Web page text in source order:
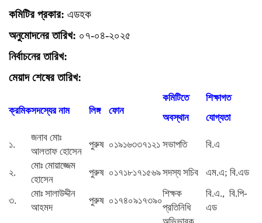
কমিটির প্রকার: এডহক
অনুমোদনের তারিখ: ০৭-০৪-২০২৫
নির্বাচনের তারিখ:
মেয়াদ শেষের তারিখ:
ক্রমিকসদস্যের নাম লিঙ্গ ফোন
কমিটিতে
অবস্থান
শিক্ষাগত
যোগ্যতা
১.
জনাব মোঃ
আলতাফ হোসেন
পুরুষ ০১৯১৬৩৩৭১২১ সভাপতি বি.এ
২.
মোঃ মোয়াজ্জেম
হোসেন
পুরুষ ০১৭১৮১৭১৫৬৯সদস্য সচিব এম.এ; বি.এড
৩.
মোঃ সালাউদ্দীন
আহমদ
পুরুষ ০১৭৪০৯১৭৩৯০
শিক্ষক
প্রতিনিধি
বি.এ., বি.পি-
এড